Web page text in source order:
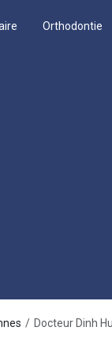
Orthodontie
Docteur Dinh